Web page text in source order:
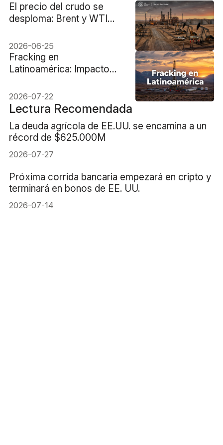
El precio del crudo se
desploma: Brent y WTI
2026-06-25
Fracking en
Latinoamérica: Impacto
Económicos
2026-07-22
Lectura Recomendada
La deuda agrícola de EE.UU. se encamina a un
récord de $625.000M
2026-07-27
Próxima corrida bancaria empezará en cripto y
terminará en bonos de EE. UU.
2026-07-14